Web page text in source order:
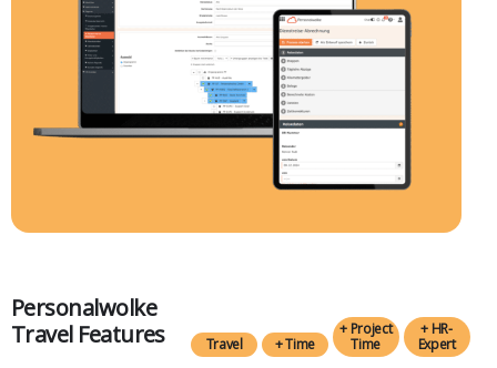
Personalwolke
Travel Features
Travel + Time
+ Project
Time
+ HR-
Expert